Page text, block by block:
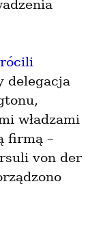
delegacja
władzami
firmą –
von der